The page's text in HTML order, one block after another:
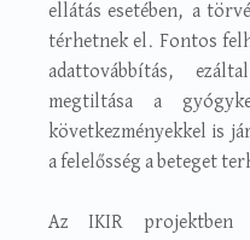
ellátás esetében, a
térhetnek el. Fontos
adattovábbítás,
megtiltása a
következményekkel is
a felelősség a beteget
Az IKIR projektben